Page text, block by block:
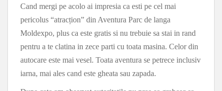
Cand mergi pe acolo ai impresia ca esti pe cel mai
pericolus “atracțion” din Aventura Parc de langa
Moldexpo, plus ca este gratis si nu trebuie sa stai in rand
pentru a te clatina in zece parti cu toata masina. Celor din
autocare este mai vesel. Toata aventura se petrece inclusiv
iarna, mai ales cand este gheata sau zapada.